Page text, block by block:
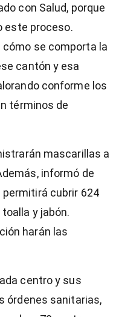
con Salud, porque
este proceso.
cómo se comporta la
cantón y esa
conforme los
términos de
mascarillas a
informó de
cubrir 624
y jabón.
harán las
centro y sus
órdenes sanitarias,